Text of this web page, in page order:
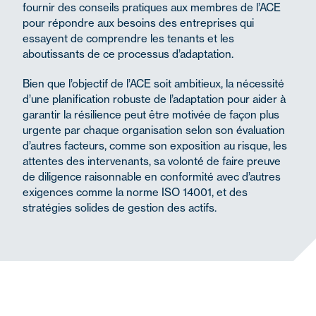
fournir des conseils pratiques aux membres de l’ACE
pour répondre aux besoins des entreprises qui
essayent de comprendre les tenants et les
aboutissants de ce processus d’adaptation.
Bien que l’objectif de l’ACE soit ambitieux, la nécessité
d’une planification robuste de l’adaptation pour aider à
garantir la résilience peut être motivée de façon plus
urgente par chaque organisation selon son évaluation
d’autres facteurs, comme son exposition au risque, les
attentes des intervenants, sa volonté de faire preuve
de diligence raisonnable en conformité avec d’autres
exigences comme la norme ISO 14001, et des
stratégies solides de gestion des actifs.